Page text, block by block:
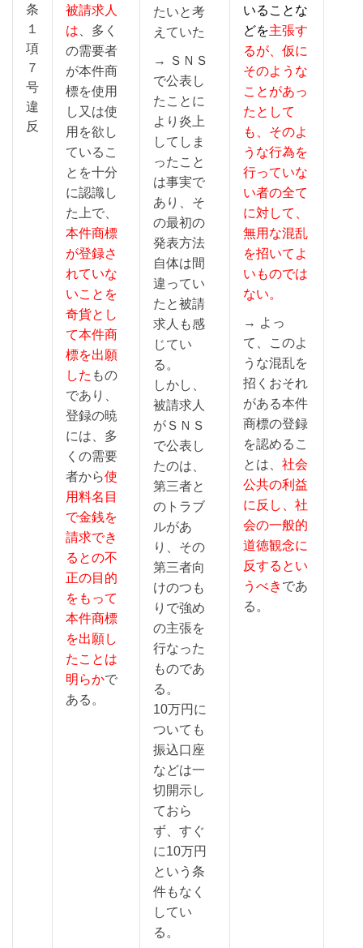
条
１
項
７
号
違
反
被請求人
は 、多く
の需要者
が本件商
標を使用
し又は使
用を欲し
ているこ
とを十分
に認識し
た上で、
本件商標
が登録さ
れていな
いことを
奇貨とし
て本件商
標を出願
した もの
であり、
登録の暁
には、多
くの需要
者から使
用料名目
で金銭を
請求でき
るとの不
正の目的
をもって
本件商標
を出願し
たことは
明らかで
ある。
たいと考
えていた
→ ＳＮＳ
で公表し
たことに
より炎上
してしま
ったこと
は事実で
あり、そ
の最初の
発表方法
自体は間
違ってい
たと被請
求人も感
じてい
る。
しかし、
被請求人
がＳＮＳ
で公表し
たのは、
第三者と
のトラブ
ルがあ
り、その
第三者向
けのつも
りで強め
の主張を
行なった
ものであ
る。
10万円に
ついても
振込口座
などは一
切開示し
ておら
ず、すぐ
に10万円
という条
件もなく
してい
る。
いることな
どを主張す
るが、仮に
そのような
ことがあっ
たとして
も、そのよ
うな行為を
行っていな
い者の全て
に対して、
無用な混乱
を招いてよ
いものでは
ない。
→ よっ
て、このよ
うな混乱を
招くおそれ
がある本件
商標の登録
を認めるこ
とは、 社会
公共の利益
に反し、社
会の一般的
道徳観念に
反するとい
うべき であ
る。